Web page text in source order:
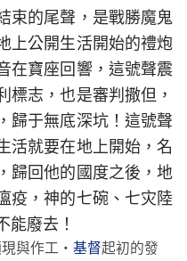
束的尾聲，是戰勝魔鬼
上公開生活開始的禮炮
在寶座回響，這號聲震
標志，也是審判撒但，
歸于無底深坑！這號聲
活就要在地上開始，名
歸回他的國度之後，地
疫，神的七碗、七灾陸
能廢去！
與作工・ 基督起初的發